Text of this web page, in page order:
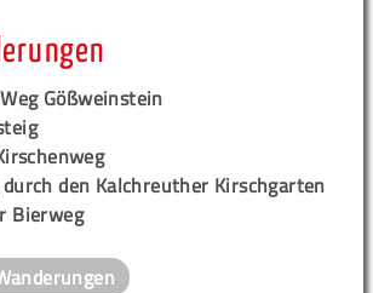
Gößweinstein
den Kalchreuther Kirschgarten
Bierweg